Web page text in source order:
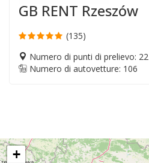
GB RENT Rzeszów
(135)
Numero di punti di prelievo: 22
Numero di autovetture: 106
+